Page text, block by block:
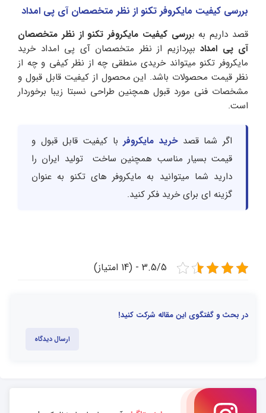
بررسی کیفیت مایکروفر تکنو از نظر متخصصان آی پی امداد
قصد داریم به بررسی کیفیت مایکروفر تکنو از نظر متخصصان
آی پی امداد بپردازیم از نظر متخصصان آی پی امداد خرید
مایکروفر تکنو میتواند خریدی منطقی چه از نظر کیفی و چه از
نظر قیمت محصولات باشد. این محصول از کیفیت قابل قبول و
مشخصات فنی مورد قبول همچنین طراحی نسبتا زیبا برخوردار
است.
اگر شما قصدخرید مایکروفربا کیفیت قابل قبول و
قیمت بسیار مناسب همچنین ساخت تولید ایران را
دارید شما میتوانید به مایکروفر های تکنو به عنوان
گزینه ای برای خرید فکر کنید.
3.5/5 - (14 امتیاز)
در بحث و گفتگوی این مقاله شرکت کنید!
ارسال دیدگاه